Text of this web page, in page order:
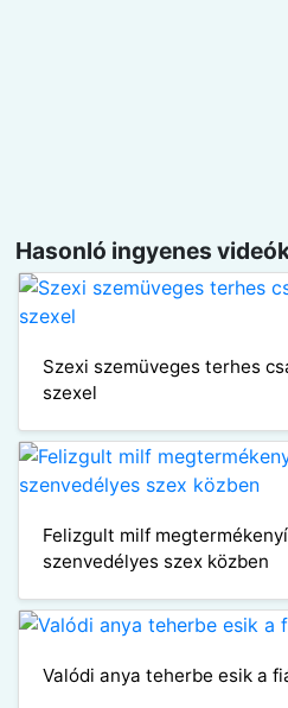
Hasonló ingyenes
Szexi szemüveges terhes
szexel
Felizgult milf
szenvedélyes szex közben
Valódi anya teherbe esik a